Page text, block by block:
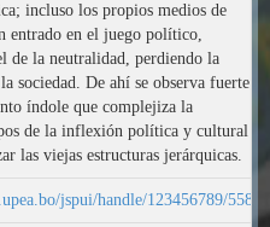
incluso los propios medios de
entrado en el juego político,
de la neutralidad, perdiendo la
sociedad. De ahí se observa fuerte
índole que complejiza la
de la inflexión política y cultural
las viejas estructuras jerárquicas.
jspui/handle/123456789/558